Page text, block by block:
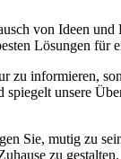
von Ideen
Lösungen für
informieren,
unsere
Sie, mutig zu
zu gestalten.